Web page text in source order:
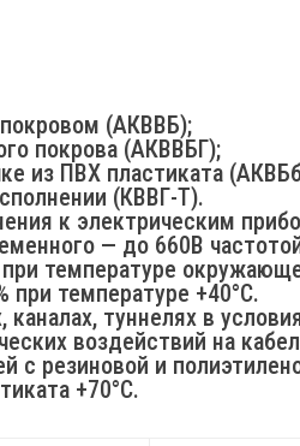
(АКВВБ);
покрова (АКВВБГ);
из ПВХ пластиката
(КВВГ-Т).
к электрическим
— до 660В
температуре
при температуре +40°С.
туннелях в
воздействий на
с резиновой и
+70°С.